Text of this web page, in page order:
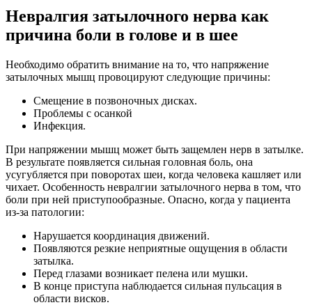
Невралгия затылочного нерва как
причина боли в голове и в шее
Необходимо обратить внимание на то, что напряжение
затылочных мышц провоцируют следующие причины:
Смещение в позвоночных дисках.
Проблемы с осанкой
Инфекция.
При напряжении мышц может быть защемлен нерв в затылке.
В результате появляется сильная головная боль, она
усугубляется при поворотах шеи, когда человека кашляет или
чихает. Особенность невралгии затылочного нерва в том, что
боли при ней приступообразные. Опасно, когда у пациента
из-за патологии:
Нарушается координация движений.
Появляются резкие неприятные ощущения в области
затылка.
Перед глазами возникает пелена или мушки.
В конце приступа наблюдается сильная пульсация в
области висков.